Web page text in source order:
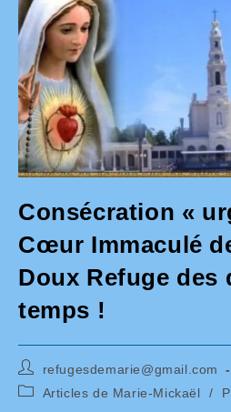
Consécration «
Cœur Immaculé
Doux Refuge des
temps !
Auteur/autrice
de
la
refugesdemarie@gmail.com
PostArticles de Marie-Mickaël /